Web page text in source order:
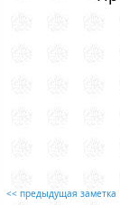
<< предыдущая заметка